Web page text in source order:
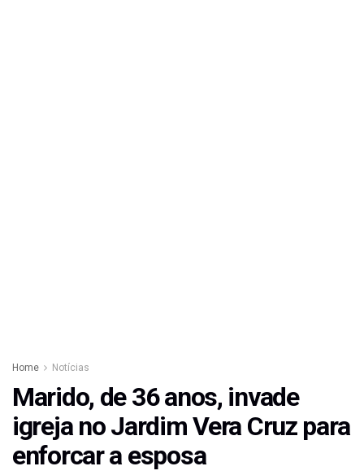
Home Notícias
Marido, de 36 anos, invade
igreja no Jardim Vera Cruz para
enforcar a esposa